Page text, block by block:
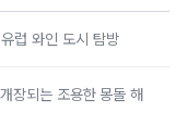
럽 와인 도시 탐방
장되는 조용한 몽돌 해